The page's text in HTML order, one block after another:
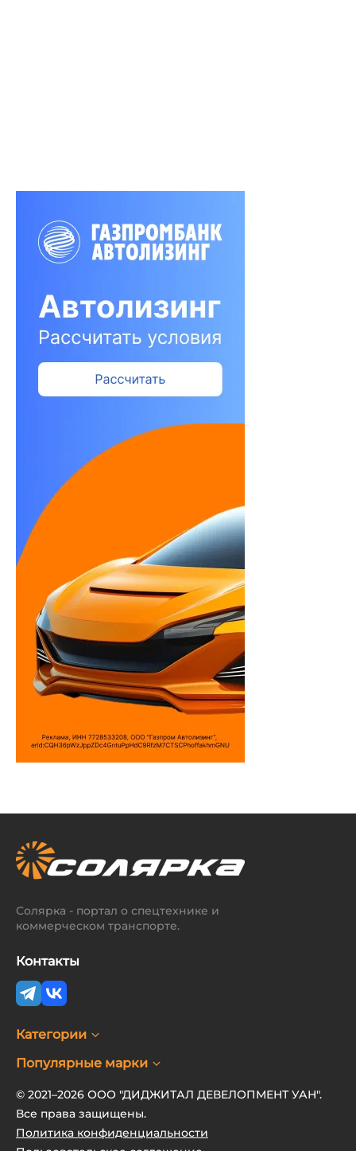
Солярка - портал о спецтехнике и
коммерческом транспорте.
Контакты
Категории
Популярные марки
© 2021–2026 ООО "ДИДЖИТАЛ ДЕВЕЛОПМЕНТ УАН".
Все права защищены.
Политика конфиденциальности